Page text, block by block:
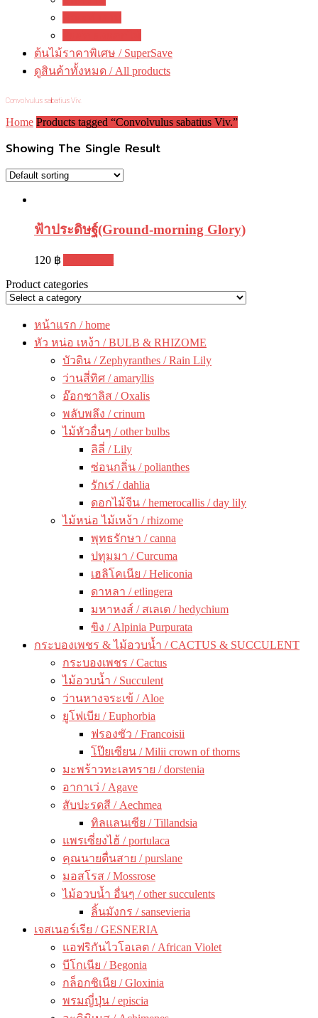
ต้นไม้ราคาพิเศษ / SuperSave
ดูสินค้าทั้งหมด / All products
Convolvulus sabatius Viv.
Home Products tagged “Convolvulus sabatius Viv.”
Showing The Single Result
ฟ้าประดิษฐ์(Ground-morning Glory)
120 ฿
Product categories
หน้าแรก / home
หัว หน่อ เหง้า / BULB & RHIZOME
บัวดิน / Zephyranthes / Rain Lily
ว่านสี่ทิศ / amaryllis
อ๊อกซาลิส / Oxalis
พลับพลึง / crinum
ไม้หัวอื่นๆ / other bulbs
ลิลี่ / Lily
ซ่อนกลิ่น / polianthes
รักเร่ / dahlia
ดอกไม้จีน / hemerocallis / day lily
ไม้หน่อ ไม้เหง้า / rhizome
พุทธรักษา / canna
ปทุมมา / Curcuma
เฮลิโคเนีย / Heliconia
ดาหลา / etlingera
มหาหงส์ / สเลเต / hedychium
ขิง / Alpinia Purpurata
กระบองเพชร & ไม้อวบน้ำ / CACTUS & SUCCULENT
กระบองเพชร / Cactus
ไม้อวบน้ำ / Succulent
ว่านหางจระเข้ / Aloe
ยูโฟเบีย / Euphorbia
ฟรองซัว / Francoisii
โป๊ยเซียน / Milii crown of thorns
มะพร้าวทะเลทราย / dorstenia
อากาเว่ / Agave
สับปะรดสี / Aechmea
ทิลแลนเซีย / Tillandsia
แพรเซี่ยงไฮ้ / portulaca
คุณนายตื่นสาย / purslane
มอสโรส / Mossrose
ไม้อวบน้ำ อื่นๆ / other succulents
ลิ้นมังกร / sansevieria
เจสเนอร์เรีย / GESNERIA
แอฟริกันไวโอเลต / African Violet
บีโกเนีย / Begonia
กล็อกซิเนีย / Gloxinia
พรมญี่ปุ่น / episcia